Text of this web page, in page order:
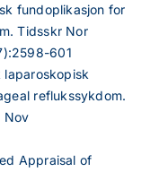
fundoplikasjon for
Tidsskr Nor
601
laparoskopisk
reflukssykdom.
Nov
Appraisal of